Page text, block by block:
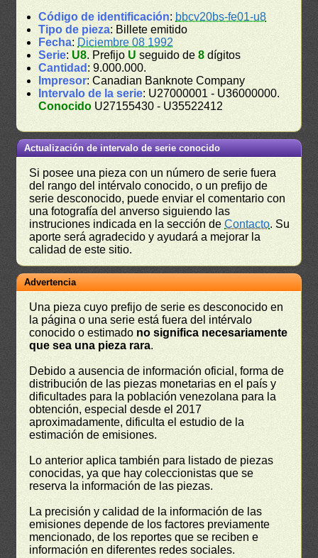
Código de identificación: bbcv20bs-fe01-u8
Tipo de pieza: Billete emitido
Fecha: Diciembre 08 1992
Serie: U8. Prefijo U seguido de8 dígitos
Cantidad : 9.000.000.
Impresor: Canadian Banknote Company
Intervalo de la serie: U27000001 - U36000000.
Conocido U27155430 - U35522412
Actualización de intervalo de serie conocido
Si posee una pieza con un número de serie fuera
del rango del intérvalo conocido, o un prefijo de
serie desconocido, puede enviar el comentario con
una fotografía del anverso siguiendo las
instruciones indicada en la sección deContacto. Su
aporte será agradecido y ayudará a mejorar la
calidad de este sitio.
Advertencia
Una pieza cuyo prefijo de serie es desconocido en
la página o una serie está fuera del intérvalo
conocido o estimado no significa necesariamente
que sea una pieza rara.
Debido a ausencia de información oficial, forma de
distribución de las piezas monetarias en el país y
dificultades para la población venezolana para la
obtención, especial desde el 2017
aproximadamente, dificulta el estudio de la
estimación de emisiones.
Lo anterior aplica también para listado de piezas
conocidas, ya que hay coleccionistas que se
reserva la información de las piezas.
La precisión y calidad de la información de las
emisiones depende de los factores previamente
mencionado, de los reportes que se reciben e
información en diferentes redes sociales.